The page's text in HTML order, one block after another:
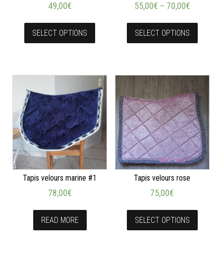
49,00€
SELECT OPTIONS
55,00€ – 70,00€
SELECT OPTIONS
Tapis velours marine #1
78,00€
READ MORE
Tapis velours rose
75,00€
SELECT OPTIONS